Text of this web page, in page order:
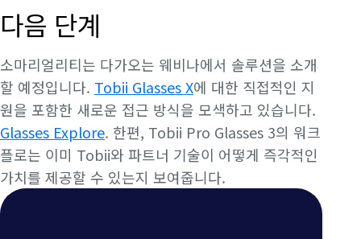
다음 단계
소마리얼리티는 다가오는 웨비나에서 솔루션을 소개
할 예정입니다. Tobii Glasses X에 대한 직접적인 지
원을 포함한 새로운 접근 방식을 모색하고 있습니다.
Glasses Explore. 한편, Tobii Pro Glasses 3의 워크
플로는 이미 Tobii와 파트너 기술이 어떻게 즉각적인
가치를 제공할 수 있는지 보여줍니다.